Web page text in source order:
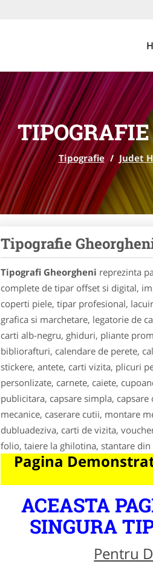
Tipografie / Judet
Tipografie
Tipografi Gheorgheni reprezinta
complete de tipar offset si digital,
coperti piele, tipar profesional,
grafica si marchetare, legatorie de
carti alb-negru, ghiduri, pliante
bibliorafturi, calendare de perete,
stickere, antete, carti vizita, plicuri
personlizate, carnete, caiete,
publicitara, capsare simpla,
mecanice, caserare cutii, montare
dubluadeziva, carti de vizita,
folio, taiere la ghilotina, stantare
Pagina
ACEASTA
SINGURA
Pentru